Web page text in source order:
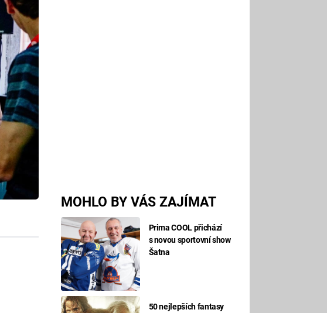
MOHLO BY VÁS ZAJÍMAT
Prima COOL přichází
s novou sportovní show
Šatna
50 nejlepších fantasy